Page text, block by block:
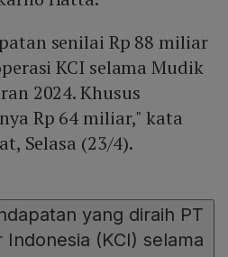
senilai Rp 88 miliar
KCI selama Mudik
2024. Khusus
Rp 64 miliar," kata
Selasa (23/4).
yang diraih PT
(KCI) selama